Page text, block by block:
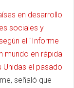
en desarrollo
sociales y
el "Informe
mundo en rápida
el pasado
señaló que